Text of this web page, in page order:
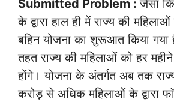
Submitted Problem :जैसा
के द्वारा हाल ही में राज्य की
बहिन योजना का शुरूआत किया
तहत राज्य की महिलाओं को हर
होंगे। योजना के अंतर्गत अब तक
करोड़ से अधिक महिलाओं के द्वारा